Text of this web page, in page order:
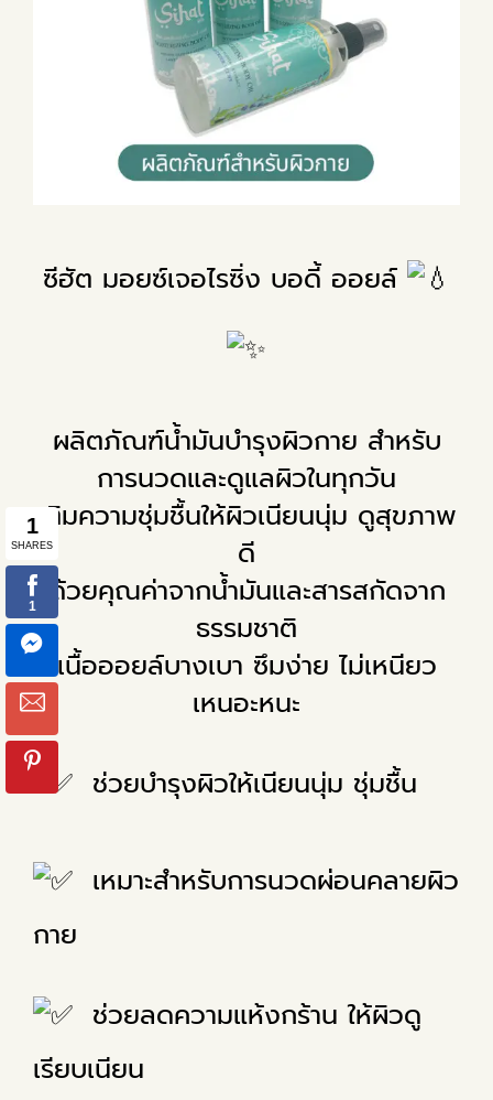
ซีฮัต มอยซ์เจอไรซิ่ง บอดี้ ออยล์
ผลิตภัณฑ์น้ำมันบำรุงผิวกาย สำหรับ
การนวดและดูแลผิวในทุกวัน
เติมความชุ่มชื้นให้ผิวเนียนนุ่ม ดูสุขภาพ
ดี
ด้วยคุณค่าจากน้ำมันและสารสกัดจาก
ธรรมชาติ
เนื้อออยล์บางเบา ซึมง่าย ไม่เหนียว
เหนอะหนะ
ช่วยบำรุงผิวให้เนียนนุ่ม ชุ่มชื้น
เหมาะสำหรับการนวดผ่อนคลายผิว
กาย
ช่วยลดความแห้งกร้าน ให้ผิวดู
เรียบเนียน